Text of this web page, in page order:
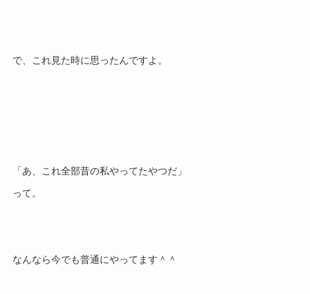
で、これ見た時に思ったんですよ。
「あ、これ全部昔の私やってたやつだ」
って。
なんなら今でも普通にやってます＾＾